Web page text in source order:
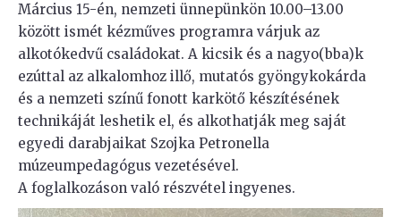
Március 15-én, nemzeti ünnepünkön 10.00–13.00
között ismét kézműves programra várjuk az
alkotókedvű családokat. A kicsik és a nagyo(bba)k
ezúttal az alkalomhoz illő, mutatós gyöngykokárda
és a nemzeti színű fonott karkötő készítésének
technikáját leshetik el, és alkothatják meg saját
egyedi darabjaikat Szojka Petronella
múzeumpedagógus vezetésével.
A foglalkozáson való részvétel ingyenes.